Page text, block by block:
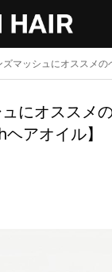
マッシュにオススメのヘアオ
にオススメ
アオイル】